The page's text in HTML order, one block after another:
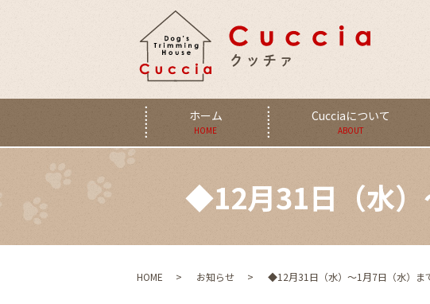
ホーム
HOME
Cucciaについて
ABOUT
◆12月31日（水）
HOME お知らせ ◆12月31日（水）～1月7日（水）ま